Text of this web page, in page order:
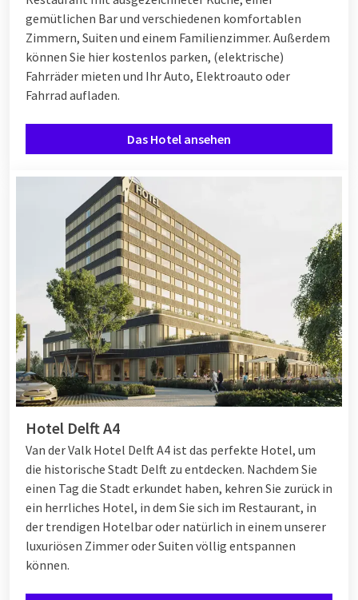
gemütlichen Bar und verschiedenen komfortablen
Zimmern, Suiten und einem Familienzimmer. Außerdem
können Sie hier kostenlos parken, (elektrische)
Fahrräder mieten und Ihr Auto, Elektroauto oder
Fahrrad aufladen.
Das Hotel ansehen
Hotel Delft A4
Van der Valk Hotel Delft A4 ist das perfekte Hotel, um
die historische Stadt Delft zu entdecken. Nachdem Sie
einen Tag die Stadt erkundet haben, kehren Sie zurück in
ein herrliches Hotel, in dem Sie sich im Restaurant, in
der trendigen Hotelbar oder natürlich in einem unserer
luxuriösen Zimmer oder Suiten völlig entspannen
können.